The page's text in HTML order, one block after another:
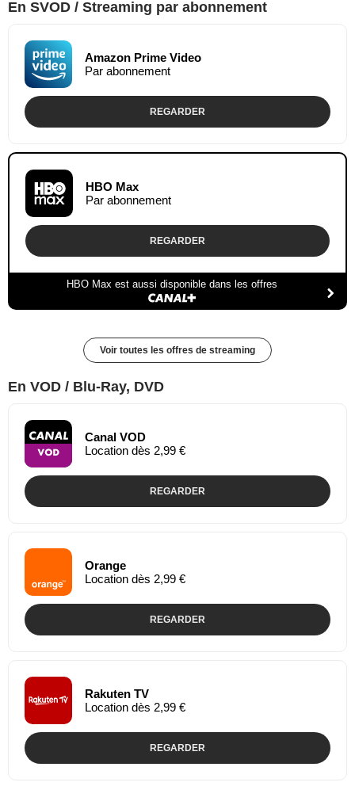
En SVOD / Streaming par abonnement
Amazon Prime Video
Par abonnement
REGARDER
HBO Max
Par abonnement
REGARDER
HBO Max est aussi disponible dans les offres
Voir toutes les offres de streaming
En VOD / Blu-Ray, DVD
Canal VOD
Location dès 2,99 €
REGARDER
Orange
Location dès 2,99 €
REGARDER
Rakuten TV
Location dès 2,99 €
REGARDER